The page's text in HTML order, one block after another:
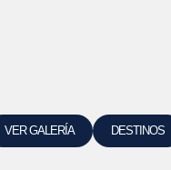
VER GALERÍA DESTINOS